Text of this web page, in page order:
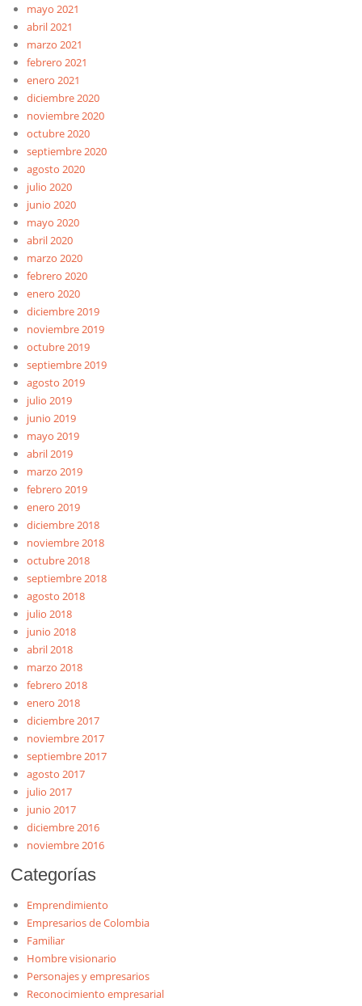
mayo 2021
abril 2021
marzo 2021
febrero 2021
enero 2021
diciembre 2020
noviembre 2020
octubre 2020
septiembre 2020
agosto 2020
julio 2020
junio 2020
mayo 2020
abril 2020
marzo 2020
febrero 2020
enero 2020
diciembre 2019
noviembre 2019
octubre 2019
septiembre 2019
agosto 2019
julio 2019
junio 2019
mayo 2019
abril 2019
marzo 2019
febrero 2019
enero 2019
diciembre 2018
noviembre 2018
octubre 2018
septiembre 2018
agosto 2018
julio 2018
junio 2018
abril 2018
marzo 2018
febrero 2018
enero 2018
diciembre 2017
noviembre 2017
septiembre 2017
agosto 2017
julio 2017
junio 2017
diciembre 2016
noviembre 2016
Categorías
Emprendimiento
Empresarios de Colombia
Familiar
Hombre visionario
Personajes y empresarios
Reconocimiento empresarial